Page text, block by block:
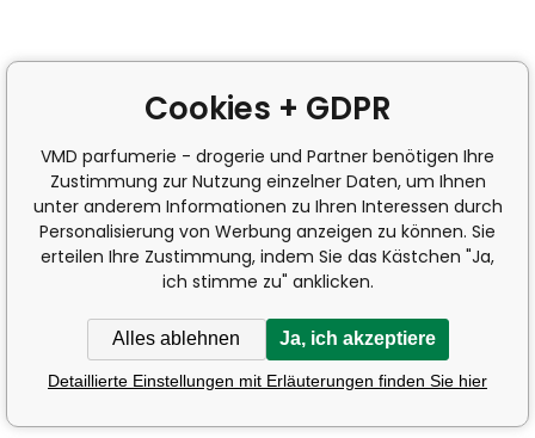
Cookies + GDPR
VMD parfumerie - drogerie und Partner benötigen Ihre
Zustimmung zur Nutzung einzelner Daten, um Ihnen
unter anderem Informationen zu Ihren Interessen durch
Personalisierung von Werbung anzeigen zu können. Sie
erteilen Ihre Zustimmung, indem Sie das Kästchen "Ja,
ich stimme zu" anklicken.
Alles ablehnen Ja, ich akzeptiere
Detaillierte Einstellungen mit Erläuterungen finden Sie hier